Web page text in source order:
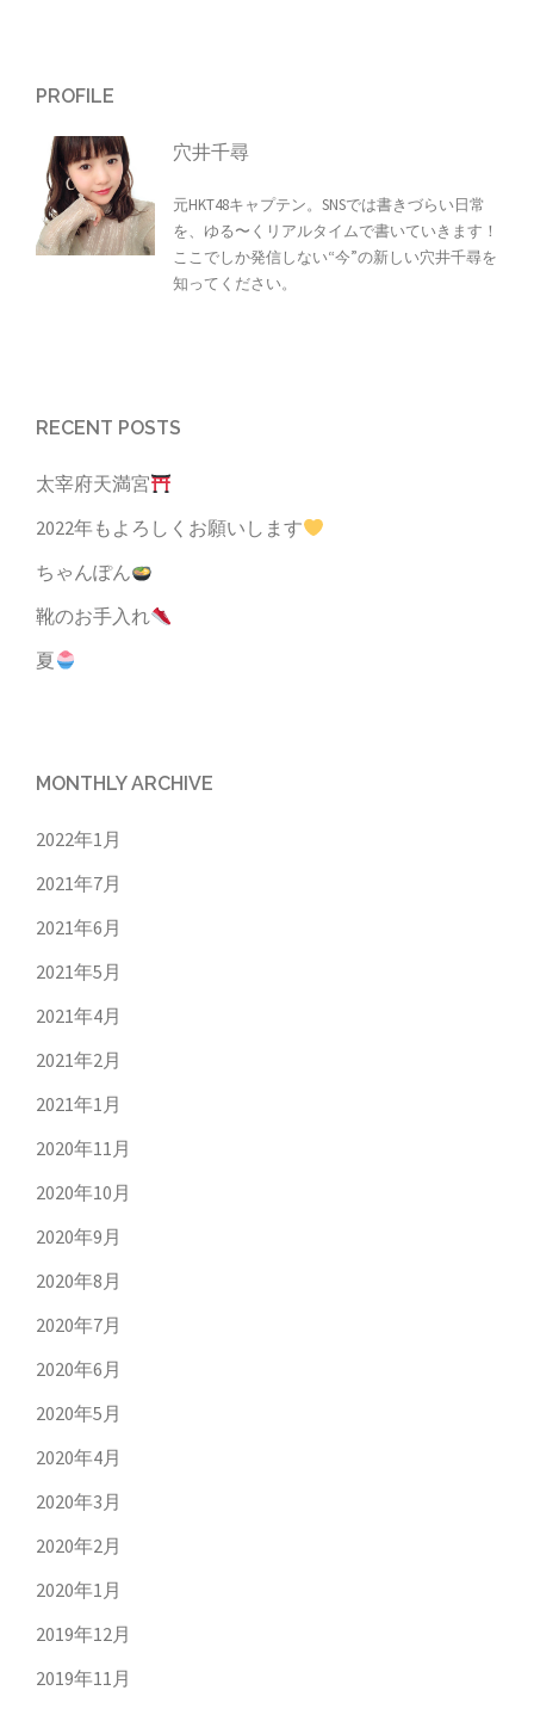
PROFILE
穴井千尋
元HKT48キャプテン。SNSでは書きづらい日常
を、ゆる〜くリアルタイムで書いていきます！
ここでしか発信しない“今”の新しい穴井千尋を
知ってください。
RECENT POSTS
太宰府天満宮
2022年もよろしくお願いします
ちゃんぽん
靴のお手入れ
夏
MONTHLY ARCHIVE
2022年1月
2021年7月
2021年6月
2021年5月
2021年4月
2021年2月
2021年1月
2020年11月
2020年10月
2020年9月
2020年8月
2020年7月
2020年6月
2020年5月
2020年4月
2020年3月
2020年2月
2020年1月
2019年12月
2019年11月